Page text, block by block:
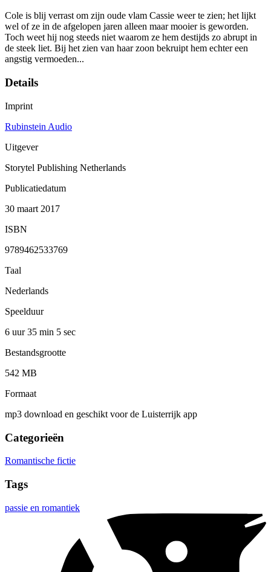
Cole is blij verrast om zijn oude vlam Cassie weer te zien; het lijkt
wel of ze in de afgelopen jaren alleen maar mooier is geworden.
Toch weet hij nog steeds niet waarom ze hem destijds zo abrupt in
de steek liet. Bij het zien van haar zoon bekruipt hem echter een
angstig vermoeden...
Details
Imprint
Rubinstein Audio
Uitgever
Storytel Publishing Netherlands
Publicatiedatum
30 maart 2017
ISBN
9789462533769
Taal
Nederlands
Speelduur
6 uur 35 min 5 sec
Bestandsgrootte
542 MB
Formaat
mp3 download en geschikt voor de Luisterrijk app
Categorieën
Romantische fictie
Tags
passie en romantiek